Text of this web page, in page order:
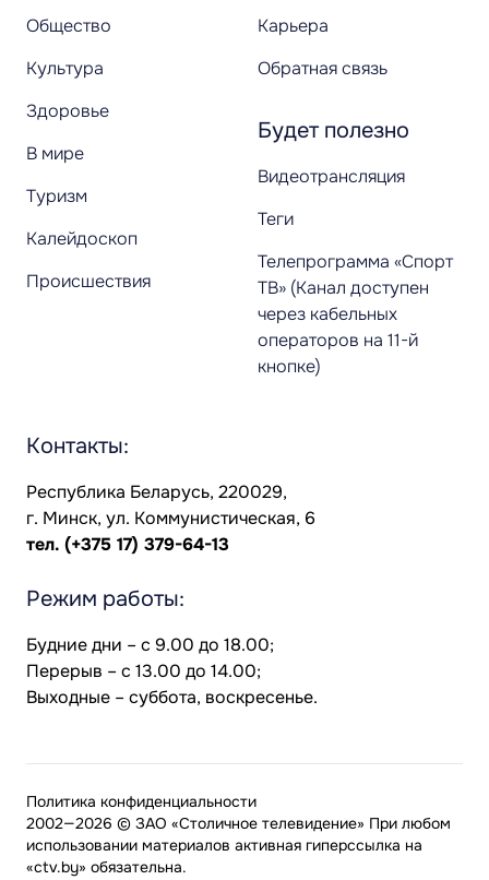
Общество
Культура
Здоровье
В мире
Туризм
Калейдоскоп
Происшествия
Карьера
Обратная связь
Будет полезно
Видеотрансляция
Теги
Телепрограмма «Спорт
ТВ» (Канал доступен
через кабельных
операторов на 11-й
кнопке)
Контакты:
Республика Беларусь, 220029,
г. Минск, ул. Коммунистическая, 6
тел. (+375 17) 379-64-13
Режим работы:
Будние дни – с 9.00 до 18.00;
Перерыв – с 13.00 до 14.00;
Выходные – суббота, воскресенье.
2002—2026 © ЗАО «Столичное телевидение» При любом
использовании материалов активная гиперссылка на
«ctv.by» обязательна.
Политика конфиденциальности